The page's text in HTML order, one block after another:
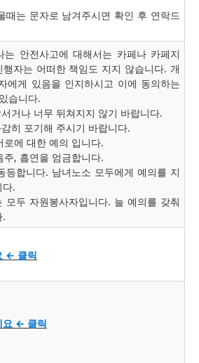
는 문자로 남겨주시면 확인 후 연락드
안전사고에 대해서는 카페나 카페지
자는 어떠한 책임도 지지 않습니다. 개
에게 있음을 인지하시고 이에 동의하는
습니다.
거나 너무 뒤쳐지지 않기 바랍니다.
히 포기해 주시기 바랍니다.
에 대한 예의 입니다.
, 흡연을 엄금합니다.
등합니다. 남녀노소 모두에게 예의를 지
다.
모두 자원봉사자입니다. 늘 예의를 갖춰
.
← 클릭
요 ← 클릭